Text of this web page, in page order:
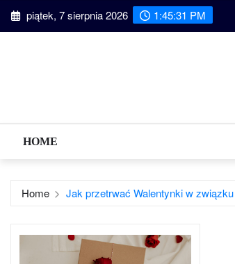
Skip piątek, 7 sierpnia 2026 1:45:31 PM
HOME
Home Jak przetrwać Walentynki w związku